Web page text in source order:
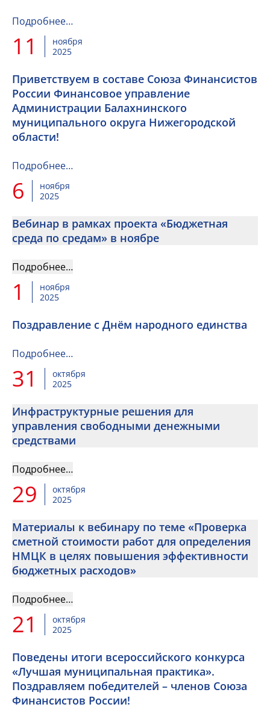
Подробнее…
11
ноября
2025
Приветствуем в составе Союза Финансистов
России Финансовое управление
Администрации Балахнинского
муниципального округа Нижегородской
области!
Подробнее…
6
ноября
2025
Вебинар в рамках проекта «Бюджетная
среда по средам» в ноябре
Подробнее…
1
ноября
2025
Поздравление с Днём народного единства
Подробнее…
31
октября
2025
Инфраструктурные решения для
управления свободными денежными
средствами
Подробнее…
29
октября
2025
Материалы к вебинару по теме «Проверка
сметной стоимости работ для определения
НМЦК в целях повышения эффективности
бюджетных расходов»
Подробнее…
21
октября
2025
Поведены итоги всероссийского конкурса
«Лучшая муниципальная практика».
Поздравляем победителей – членов Союза
Финансистов России!